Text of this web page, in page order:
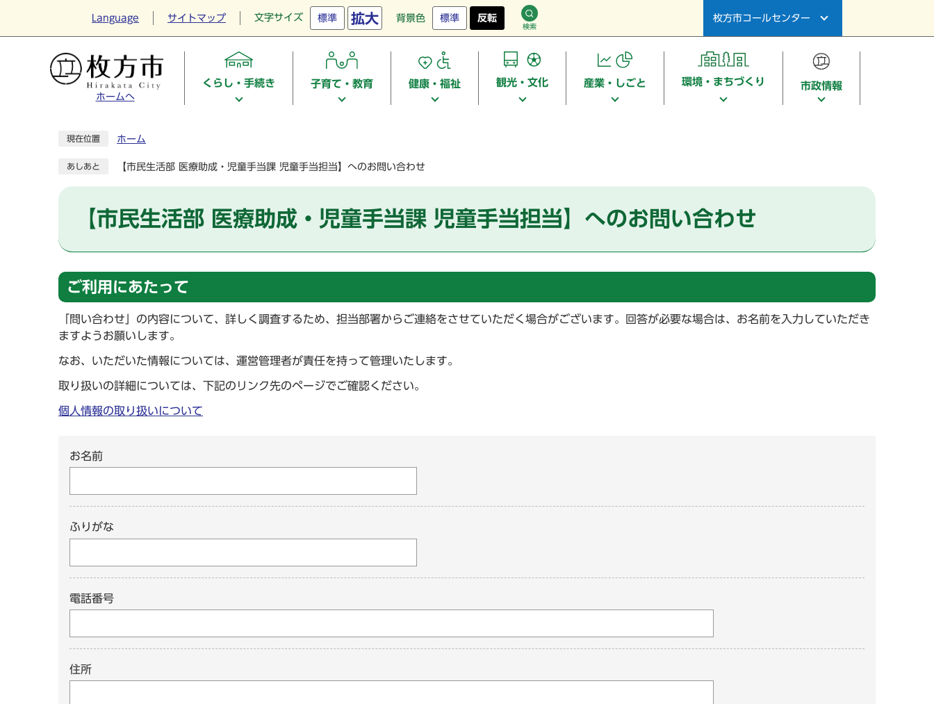
Language サイトマップ 文字サイズ 標準 拡大 背景色 標準 反転
検索
枚方市コールセンター
ホームへ
くらし・手続き 子育て・教育 健康・福祉 観光・文化 産業・しごと 環境・まちづくり 市政情報
現在位置 ホーム
あしあと 【市民生活部 医療助成・児童手当課 児童手当担当】へのお問い合わせ
【市民生活部 医療助成・児童手当課 児童手当担当】へのお問い合わせ
ご利用にあたって
「問い合わせ」の内容について、詳しく調査するため、担当部署からご連絡をさせていただく場合がございます。回答が必要な場合は、お名前を入力していただき
ますようお願いします。
なお、いただいた情報については、運営管理者が責任を持って管理いたします。
取り扱いの詳細については、下記のリンク先のページでご確認ください。
個人情報の取り扱いについて
お名前
ふりがな
電話番号
住所